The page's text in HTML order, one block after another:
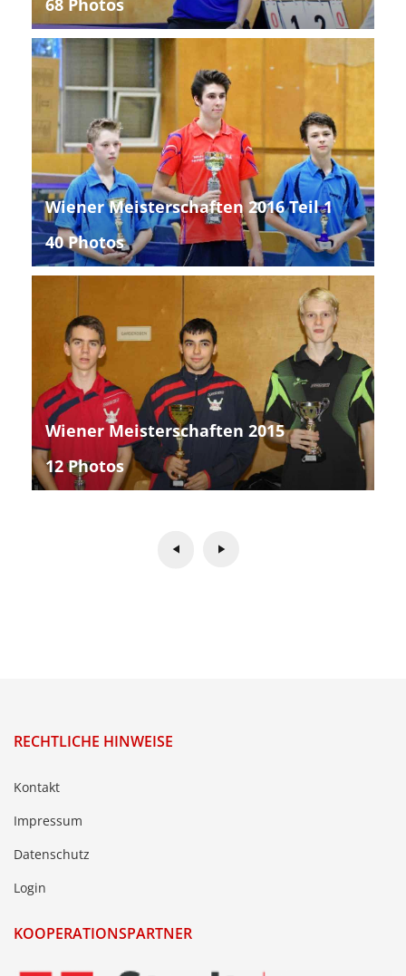
68 Photos
Wiener Meisterschaften 2016 Teil 1
40 Photos
Wiener Meisterschaften 2015
12 Photos
RECHTLICHE HINWEISE
Kontakt
Impressum
Datenschutz
Login
KOOPERATIONSPARTNER